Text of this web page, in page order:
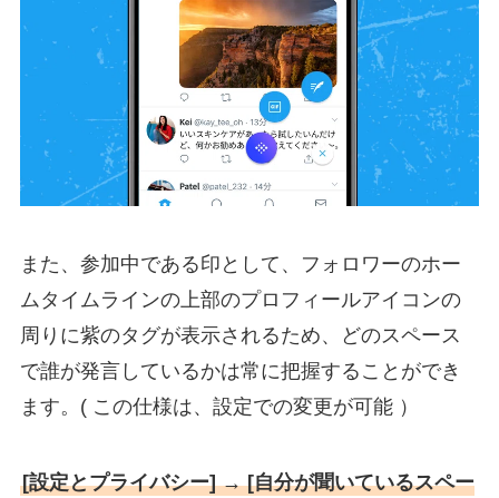
また、参加中である印として、フォロワーのホー
ムタイムラインの上部のプロフィールアイコンの
周りに紫のタグが表示されるため、どのスペース
で誰が発言しているかは常に把握することができ
ます。( この仕様は、設定での変更が可能 ）
[設定とプライバシー] → [自分が聞いているスペー